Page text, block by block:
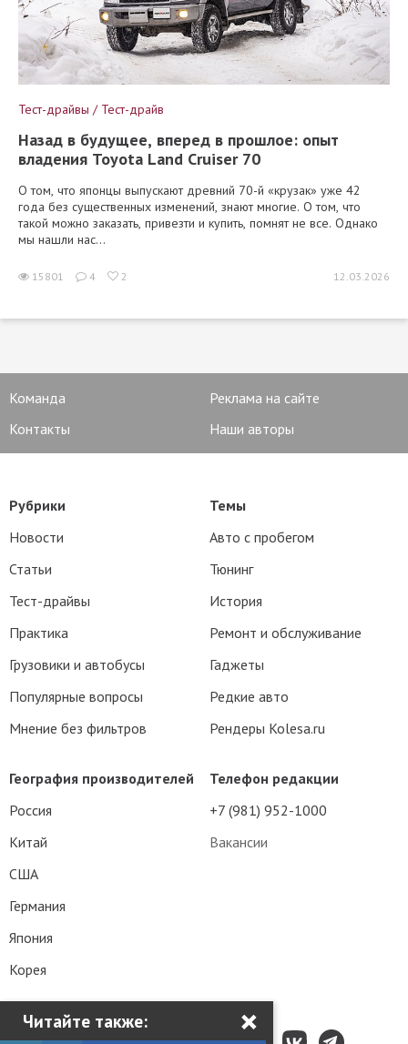
Читайте также: ×
Тест-драйвы / Тест-драйв
Назад в будущее, вперед в прошлое: опыт
владения Toyota Land Cruiser 70
О том, что японцы выпускают древний 70-й «крузак» уже 42
года без существенных изменений, знают многие. О том, что
такой можно заказать, привезти и купить, помнят не все. Однако
мы нашли нас...
15801 4 2 12.03.2026
Команда
Реклама на сайте
Контакты
Наши авторы
Телефон редакции
+7 (981) 952-1000
Вакансии
Рубрики
Новости
Статьи
Тест-драйвы
Практика
Грузовики и автобусы
Популярные вопросы
Мнение без фильтров
Темы
Авто с пробегом
Тюнинг
История
Ремонт и обслуживание
Гаджеты
Редкие авто
Рендеры Kolesa.ru
География производителей
Россия
Китай
США
Германия
Япония
Корея